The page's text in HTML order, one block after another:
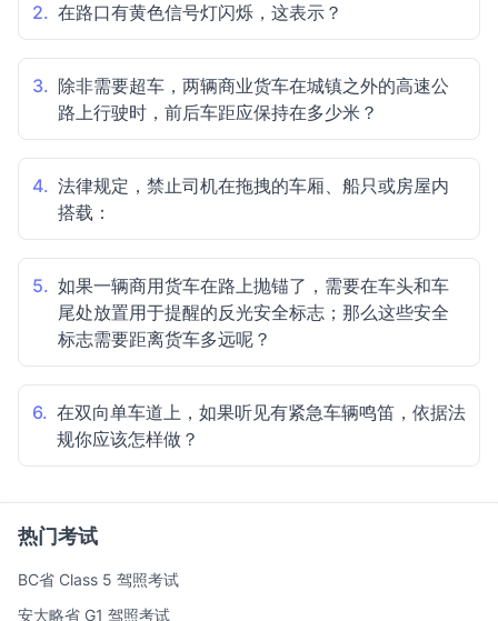
2. 在路口有黄色信号灯闪烁，这表示？
3. 除非需要超车，两辆商业货车在城镇之外的高速公
路上行驶时，前后车距应保持在多少米？
4. 法律规定，禁止司机在拖拽的车厢、船只或房屋内
搭载：
5. 如果一辆商用货车在路上抛锚了，需要在车头和车
尾处放置用于提醒的反光安全标志；那么这些安全
标志需要距离货车多远呢？
6. 在双向单车道上，如果听见有紧急车辆鸣笛，依据法
规你应该怎样做？
热门考试
BC省 Class 5 驾照考试
安大略省 G1 驾照考试